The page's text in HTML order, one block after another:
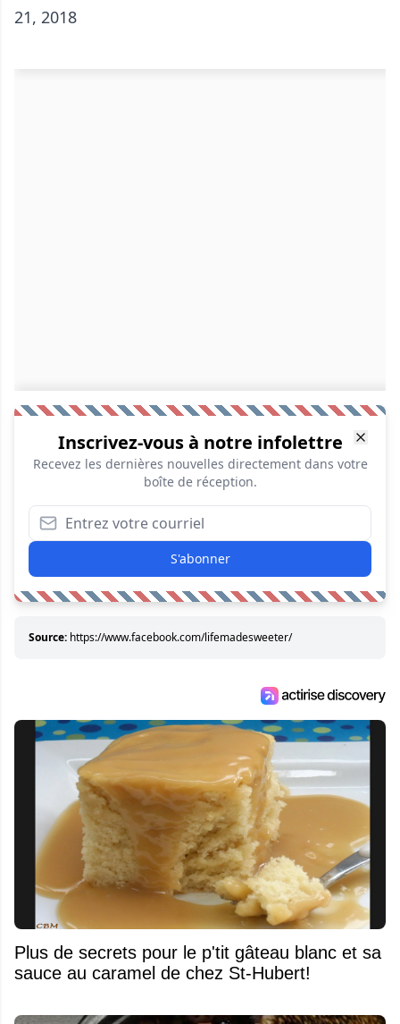
21, 2018
Inscrivez-vous à notre infolettre
Recevez les dernières nouvelles directement dans votre
boîte de réception.
S'abonner
Source: https://www.facebook.com/lifemadesweeter/
Plus de secrets pour le p'tit gâteau blanc et sa
sauce au caramel de chez St-Hubert!